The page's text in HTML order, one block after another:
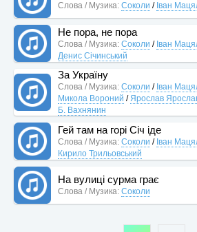
Слова / Музика: Соколи / Іван
Не пора, не пора
Слова / Музика: Соколи / Іван
Денис Січинський
За Україну
Слова / Музика: Соколи / Іван
Микола Вороний /Ярослав
Б. Вахнянин
Гей там на горі Січ іде
Слова / Музика: Соколи / Іван
Кирило Трильовський
На вулиці сурма грає
Слова / Музика: Соколи